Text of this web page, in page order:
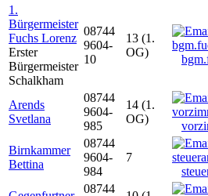
1.
Bürgermeister
Fuchs Lorenz
Erster
Bürgermeister
Schalkham
08744
9604-
10
13 (1.
OG)
Arends
Svetlana
08744
9604-
985
14 (1.
OG)
Birnkammer
Bettina
08744
9604-
984
7
08744